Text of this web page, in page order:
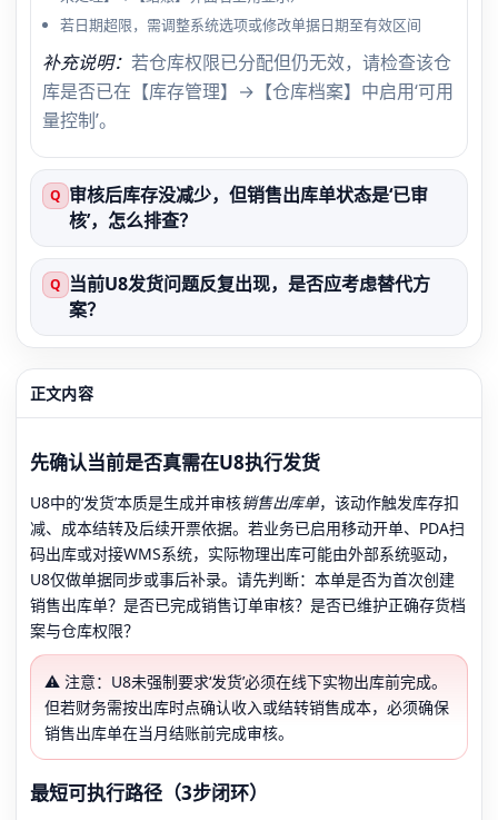
若日期超限，需调整系统选项或修改单据日期至有效区间
补充说明： 若仓库权限已分配但仍无效，请检查该仓
库是否已在【库存管理】→【仓库档案】中启用‘可用
量控制’。
Q 审核后库存没减少，但销售出库单状态是‘已审
核’，怎么排查？
Q 当前U8发货问题反复出现，是否应考虑替代方
案？
正文内容
先确认当前是否真需在U8执行发货
U8中的‘发货’本质是生成并审核销售出库单，该动作触发库存扣
减、成本结转及后续开票依据。若业务已启用移动开单、PDA扫
码出库或对接WMS系统，实际物理出库可能由外部系统驱动，
U8仅做单据同步或事后补录。请先判断：本单是否为首次创建
销售出库单？是否已完成销售订单审核？是否已维护正确存货档
案与仓库权限？
⚠️ 注意：U8未强制要求‘发货’必须在线下实物出库前完成。
但若财务需按出库时点确认收入或结转销售成本，必须确保
销售出库单在当月结账前完成审核。
最短可执行路径（3步闭环）